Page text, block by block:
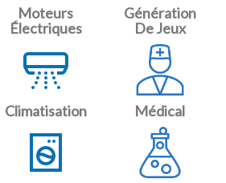
Moteurs
Électriques
Génération
De Jeux
Climatisation Médical